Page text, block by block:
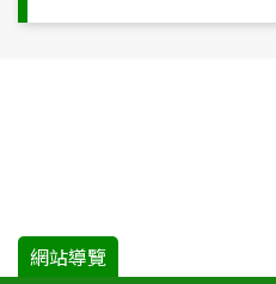
網站導覽